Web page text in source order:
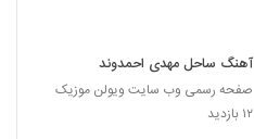
آهنگ ساحل مهدی احمدوند
صفحه رسمی وب سایت ویولن موزیک
۱۲ بازدید